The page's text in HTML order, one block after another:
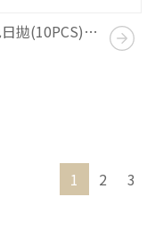
星歐｜彩色日拋(10PCS)｜香氛系列｜花梨木粉
1 2 3